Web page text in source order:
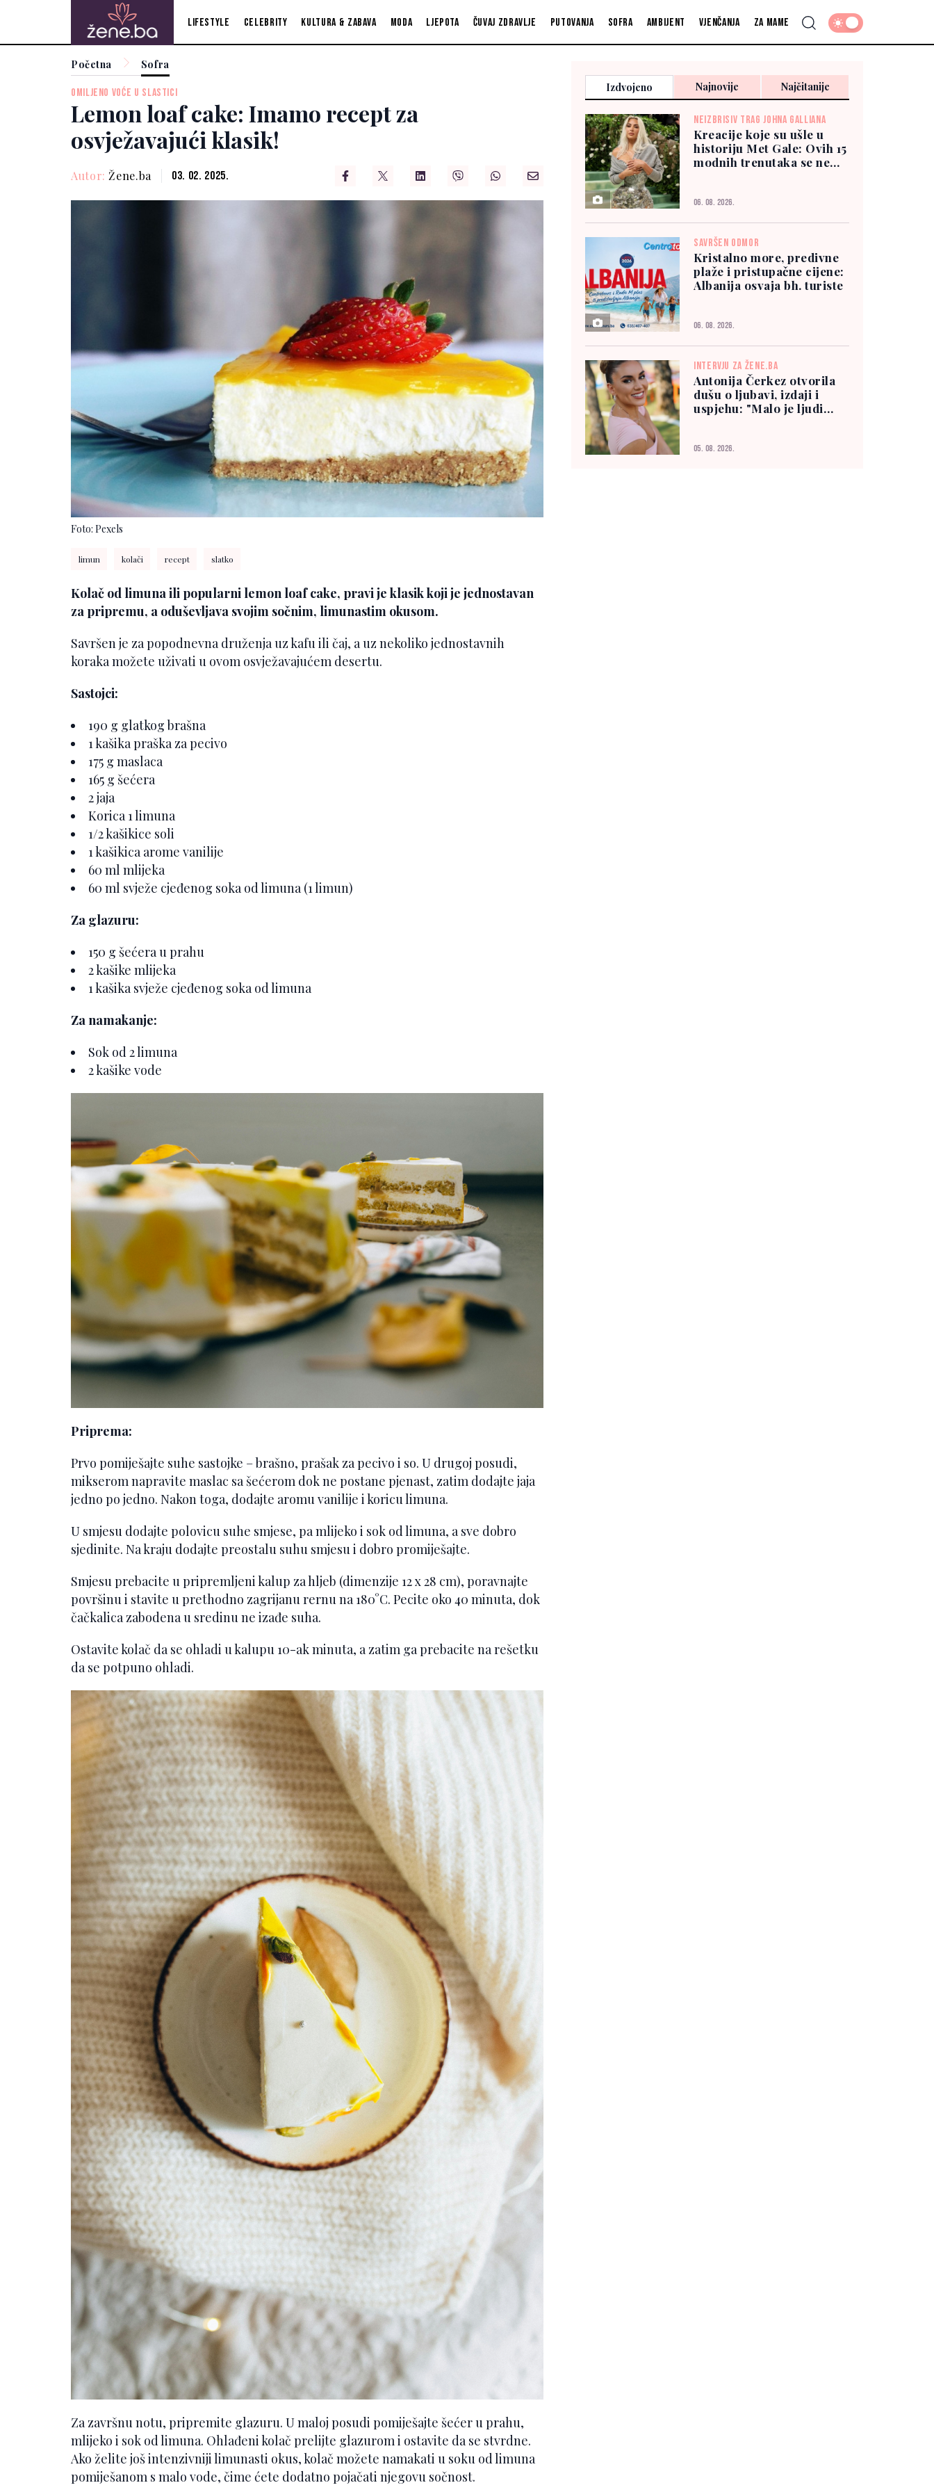
Lifestyle Celebrity Kultura & zabava Moda Ljepota Čuvaj zdravlje Putovanja Sofra Ambijent Vjenčanja Za mame
Početna Sofra
OMILJENO VOĆE U SLASTICI
Lemon loaf cake: Imamo recept za
osvježavajući klasik!
Autor: Žene.ba 03. 02. 2025.
Foto: Pexels
limun kolači recept slatko
Kolač od limuna ili popularni lemon loaf cake, pravi je klasik koji je jednostavan
za pripremu, a oduševljava svojim sočnim, limunastim okusom.
Savršen je za popodnevna druženja uz kafu ili čaj, a uz nekoliko jednostavnih
koraka možete uživati u ovom osvježavajućem desertu.
Sastojci:
190 g glatkog brašna
1 kašika praška za pecivo
175 g maslaca
165 g šećera
2 jaja
Korica 1 limuna
1/2 kašikice soli
1 kašikica arome vanilije
60 ml mlijeka
60 ml svježe cjeđenog soka od limuna (1 limun)
Za glazuru:
150 g šećera u prahu
2 kašike mlijeka
1 kašika svježe cjeđenog soka od limuna
Za namakanje:
Sok od 2 limuna
2 kašike vode
Priprema:
Prvo pomiješajte suhe sastojke – brašno, prašak za pecivo i so. U drugoj posudi,
mikserom napravite maslac sa šećerom dok ne postane pjenast, zatim dodajte jaja
jedno po jedno. Nakon toga, dodajte aromu vanilije i koricu limuna.
U smjesu dodajte polovicu suhe smjese, pa mlijeko i sok od limuna, a sve dobro
sjedinite. Na kraju dodajte preostalu suhu smjesu i dobro promiješajte.
Smjesu prebacite u pripremljeni kalup za hljeb (dimenzije 12 x 28 cm), poravnajte
površinu i stavite u prethodno zagrijanu rernu na 180°C. Pecite oko 40 minuta, dok
čačkalica zabodena u sredinu ne izađe suha.
Ostavite kolač da se ohladi u kalupu 10-ak minuta, a zatim ga prebacite na rešetku
da se potpuno ohladi.
Za završnu notu, pripremite glazuru. U maloj posudi pomiješajte šećer u prahu,
mlijeko i sok od limuna. Ohlađeni kolač prelijte glazurom i ostavite da se stvrdne.
Ako želite još intenzivniji limunasti okus, kolač možete namakati u soku od limuna
pomiješanom s malo vode, čime ćete dodatno pojačati njegovu sočnost.
Izdvojeno Najnovije Najčitanije
NEIZBRISIV TRAG JOHNA GALLIANA
Kreacije koje su ušle u
historiju Met Gale: Ovih 15
modnih trenutaka se ne
06. 08. 2026.
SAVRŠEN ODMOR
Kristalno more, predivne
plaže i pristupačne cijene:
Albanija osvaja bh. turiste
06. 08. 2026.
INTERVJU ZA ŽENE.BA
Antonija Čerkez otvorila
dušu o ljubavi, izdaji i
uspjehu: "Malo je ljudi
05. 08. 2026.